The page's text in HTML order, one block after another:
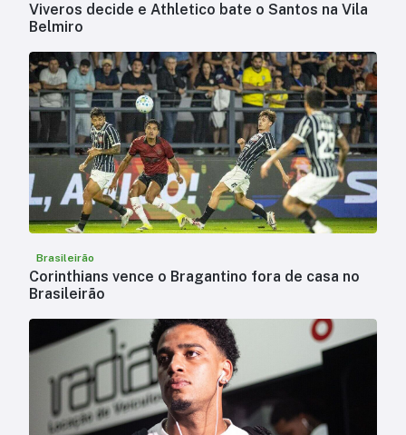
Viveros decide e Athletico bate o Santos na Vila
Belmiro
Brasileirão
Corinthians vence o Bragantino fora de casa no
Brasileirão